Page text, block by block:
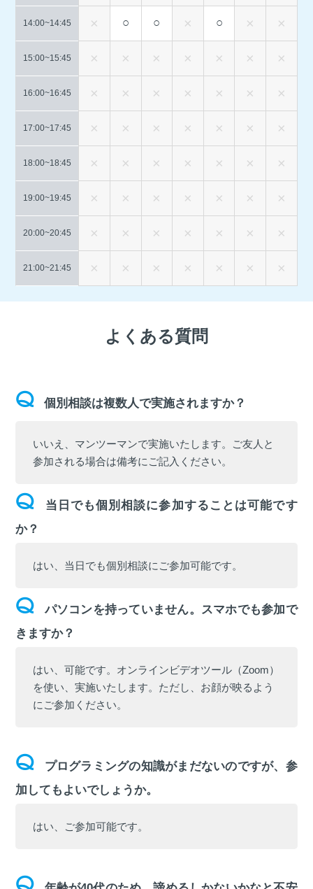
14:00~14:45
15:00~15:45
16:00~16:45
17:00~17:45
18:00~18:45
19:00~19:45
20:00~20:45
21:00~21:45
○ ○ ○
よくある質問
個別相談は複数人で実施されますか？
いいえ、マンツーマンで実施いたします。ご友人と
参加される場合は備考にご記入ください。
当日でも個別相談に参加することは可能です
か？
はい、当日でも個別相談にご参加可能です。
パソコンを持っていません。スマホでも参加で
きますか？
はい、可能です。オンラインビデオツール（Zoom）
を使い、実施いたします。ただし、お顔が映るよう
にご参加ください。
プログラミングの知識がまだないのですが、参
加してもよいでしょうか。
はい、ご参加可能です。